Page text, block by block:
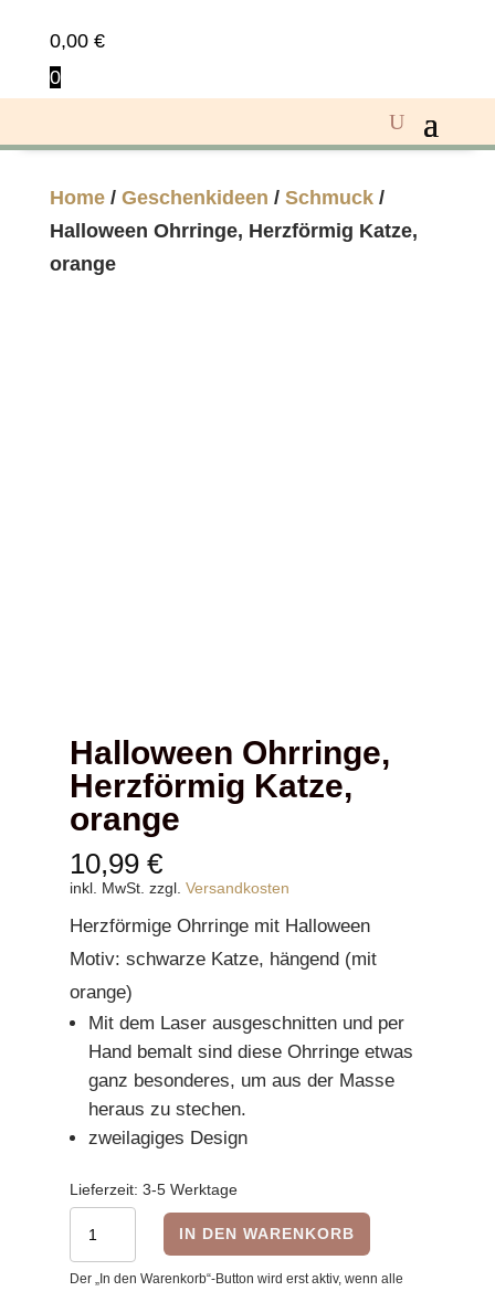
0,00 €
0
Home/ Geschenkideen / Schmuck/
Halloween Ohrringe, Herzförmig Katze,
orange
Halloween Ohrringe,
Herzförmig Katze,
orange
10,99 €
inkl. MwSt. zzgl. Versandkosten
Herzförmige Ohrringe mit Halloween
Motiv: schwarze Katze, hängend (mit
orange)
Mit dem Laser ausgeschnitten und per
Hand bemalt sind diese Ohrringe etwas
ganz besonderes, um aus der Masse
heraus zu stechen.
zweilagiges Design
Lieferzeit: 3-5 Werktage
Ohrringe,
Herzförmig
IN DEN WARENKORB
Der „In den Warenkorb“-Button wird erst aktiv, wenn alle